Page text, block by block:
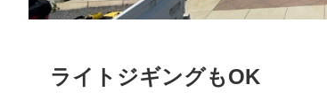
ライトジギングもOK